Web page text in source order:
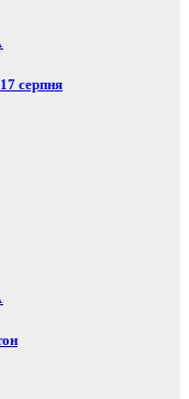
серпня